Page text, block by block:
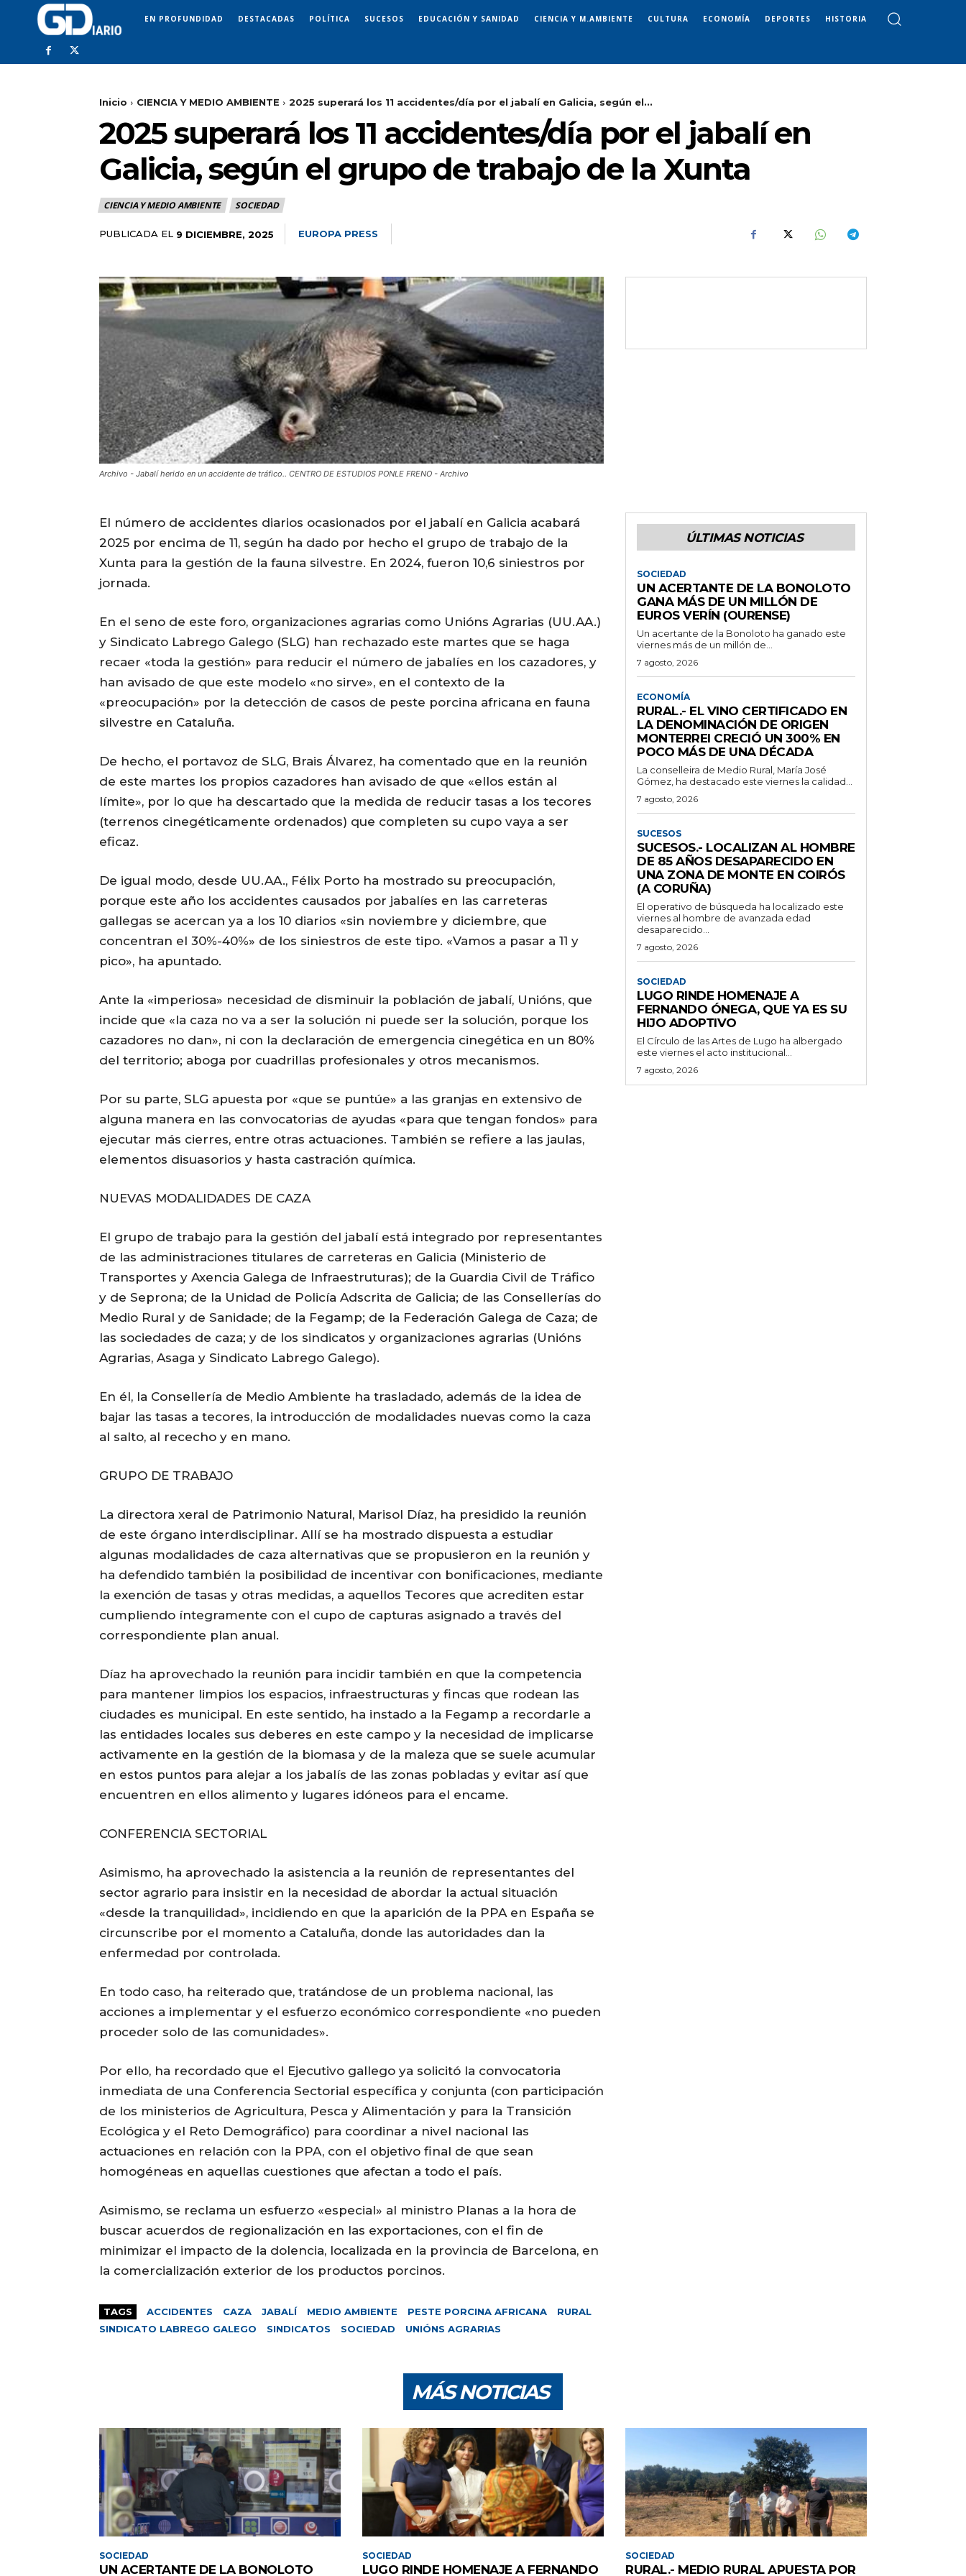
EN PROFUNDIDAD DESTACADAS POLÍTICA SUCESOS EDUCACIÓN Y SANIDAD CIENCIA Y M.AMBIENTE CULTURA ECONOMÍA DEPORTES HISTORIA
Inicio CIENCIA Y MEDIO AMBIENTE 2025 superará los 11 accidentes/día por el jabalí en Galicia, según el...
2025 superará los 11 accidentes/día por el jabalí en
Galicia, según el grupo de trabajo de la Xunta
CIENCIA Y MEDIO AMBIENTE SOCIEDAD
PUBLICADA EL 9 DICIEMBRE, 2025 EUROPA PRESS
Archivo - Jabalí herido en un accidente de tráfico.. CENTRO DE ESTUDIOS PONLE FRENO - Archivo
El número de accidentes diarios ocasionados por el jabalí en Galicia acabará
2025 por encima de 11, según ha dado por hecho el grupo de trabajo de la
Xunta para la gestión de la fauna silvestre. En 2024, fueron 10,6 siniestros por
jornada.
En el seno de este foro, organizaciones agrarias como Unións Agrarias (UU.AA.)
y Sindicato Labrego Galego (SLG) han rechazado este martes que se haga
recaer «toda la gestión» para reducir el número de jabalíes en los cazadores, y
han avisado de que este modelo «no sirve», en el contexto de la
«preocupación» por la detección de casos de peste porcina africana en fauna
silvestre en Cataluña.
De hecho, el portavoz de SLG, Brais Álvarez, ha comentado que en la reunión
de este martes los propios cazadores han avisado de que «ellos están al
límite», por lo que ha descartado que la medida de reducir tasas a los tecores
(terrenos cinegéticamente ordenados) que completen su cupo vaya a ser
eficaz.
De igual modo, desde UU.AA., Félix Porto ha mostrado su preocupación,
porque este año los accidentes causados por jabalíes en las carreteras
gallegas se acercan ya a los 10 diarios «sin noviembre y diciembre, que
concentran el 30%-40%» de los siniestros de este tipo. «Vamos a pasar a 11 y
pico», ha apuntado.
Ante la «imperiosa» necesidad de disminuir la población de jabalí, Unións, que
incide que «la caza no va a ser la solución ni puede ser la solución, porque los
cazadores no dan», ni con la declaración de emergencia cinegética en un 80%
del territorio; aboga por cuadrillas profesionales y otros mecanismos.
Por su parte, SLG apuesta por «que se puntúe» a las granjas en extensivo de
alguna manera en las convocatorias de ayudas «para que tengan fondos» para
ejecutar más cierres, entre otras actuaciones. También se refiere a las jaulas,
elementos disuasorios y hasta castración química.
NUEVAS MODALIDADES DE CAZA
El grupo de trabajo para la gestión del jabalí está integrado por representantes
de las administraciones titulares de carreteras en Galicia (Ministerio de
Transportes y Axencia Galega de Infraestruturas); de la Guardia Civil de Tráfico
y de Seprona; de la Unidad de Policía Adscrita de Galicia; de las Consellerías do
Medio Rural y de Sanidade; de la Fegamp; de la Federación Galega de Caza; de
las sociedades de caza; y de los sindicatos y organizaciones agrarias (Unións
Agrarias, Asaga y Sindicato Labrego Galego).
En él, la Consellería de Medio Ambiente ha trasladado, además de la idea de
bajar las tasas a tecores, la introducción de modalidades nuevas como la caza
al salto, al rececho y en mano.
GRUPO DE TRABAJO
La directora xeral de Patrimonio Natural, Marisol Díaz, ha presidido la reunión
de este órgano interdisciplinar. Allí se ha mostrado dispuesta a estudiar
algunas modalidades de caza alternativas que se propusieron en la reunión y
ha defendido también la posibilidad de incentivar con bonificaciones, mediante
la exención de tasas y otras medidas, a aquellos Tecores que acrediten estar
cumpliendo íntegramente con el cupo de capturas asignado a través del
correspondiente plan anual.
Díaz ha aprovechado la reunión para incidir también en que la competencia
para mantener limpios los espacios, infraestructuras y fincas que rodean las
ciudades es municipal. En este sentido, ha instado a la Fegamp a recordarle a
las entidades locales sus deberes en este campo y la necesidad de implicarse
activamente en la gestión de la biomasa y de la maleza que se suele acumular
en estos puntos para alejar a los jabalís de las zonas pobladas y evitar así que
encuentren en ellos alimento y lugares idóneos para el encame.
CONFERENCIA SECTORIAL
Asimismo, ha aprovechado la asistencia a la reunión de representantes del
sector agrario para insistir en la necesidad de abordar la actual situación
«desde la tranquilidad», incidiendo en que la aparición de la PPA en España se
circunscribe por el momento a Cataluña, donde las autoridades dan la
enfermedad por controlada.
En todo caso, ha reiterado que, tratándose de un problema nacional, las
acciones a implementar y el esfuerzo económico correspondiente «no pueden
proceder solo de las comunidades».
Por ello, ha recordado que el Ejecutivo gallego ya solicitó la convocatoria
inmediata de una Conferencia Sectorial específica y conjunta (con participación
de los ministerios de Agricultura, Pesca y Alimentación y para la Transición
Ecológica y el Reto Demográfico) para coordinar a nivel nacional las
actuaciones en relación con la PPA, con el objetivo final de que sean
homogéneas en aquellas cuestiones que afectan a todo el país.
Asimismo, se reclama un esfuerzo «especial» al ministro Planas a la hora de
buscar acuerdos de regionalización en las exportaciones, con el fin de
minimizar el impacto de la dolencia, localizada en la provincia de Barcelona, en
la comercialización exterior de los productos porcinos.
TAGS ACCIDENTES CAZA JABALÍ MEDIO AMBIENTE PESTE PORCINA AFRICANA
RURAL
SINDICATO LABREGO GALEGO
SINDICATOS SOCIEDAD UNIÓNS AGRARIAS
ÚLTIMAS NOTICIAS
SOCIEDAD
UN ACERTANTE DE LA BONOLOTO
GANA MÁS DE UN MILLÓN DE
EUROS VERÍN (OURENSE)
Un acertante de la Bonoloto ha ganado este
viernes más de un millón de...
7 agosto, 2026
ECONOMÍA
RURAL.- EL VINO CERTIFICADO EN
LA DENOMINACIÓN DE ORIGEN
MONTERREI CRECIÓ UN 300% EN
POCO MÁS DE UNA DÉCADA
La conselleira de Medio Rural, María José
Gómez, ha destacado este viernes la calidad...
7 agosto, 2026
SUCESOS
SUCESOS.- LOCALIZAN AL HOMBRE
DE 85 AÑOS DESAPARECIDO EN
UNA ZONA DE MONTE EN COIRÓS
(A CORUÑA)
El operativo de búsqueda ha localizado este
viernes al hombre de avanzada edad
desaparecido...
7 agosto, 2026
SOCIEDAD
LUGO RINDE HOMENAJE A
FERNANDO ÓNEGA, QUE YA ES SU
HIJO ADOPTIVO
El Círculo de las Artes de Lugo ha albergado
este viernes el acto institucional...
7 agosto, 2026
MÁS NOTICIAS
SOCIEDAD
UN ACERTANTE DE LA BONOLOTO
SOCIEDAD
LUGO RINDE HOMENAJE A FERNANDO
SOCIEDAD
RURAL.- MEDIO RURAL APUESTA POR